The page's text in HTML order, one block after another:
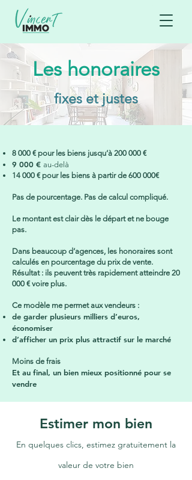
Les honoraires
fixes et justes
8 000 € pour les biens jusqu’à 200 000 €
9 000 € au-delà
14 000 € pour les biens à partir de 600 000€
Pas de pourcentage. Pas de calcul compliqué.
Le montant est clair dès le départ et ne bouge
pas.
Dans beaucoup d’agences, les honoraires sont
calculés en pourcentage du prix de vente.
Résultat : ils peuvent très rapidement atteindre 20
000 € voire plus.
Ce modèle me permet aux vendeurs :
de garder plusieurs milliers d’euros,
économiser
d’afficher un prix plus attractif sur le marché
Moins de frais
Et au final, un bien mieux positionné pour se
vendre
Estimer mon bien
En quelques clics, estimez gratuitement la
valeur de votre bien